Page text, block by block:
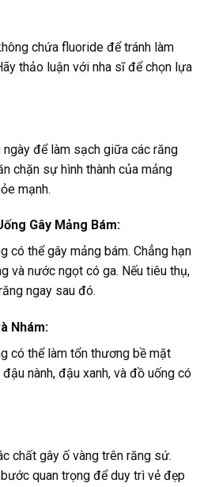
chứa fluoride để tránh làm
thảo luận với nha sĩ để chọn lựa
để làm sạch giữa các răng
chặn sự hình thành của mảng
mạnh.
Gây Mảng Bám:
có thể gây mảng bám. Chẳng hạn
và nước ngọt có ga. Nếu tiêu thụ,
ngay sau đó.
Nhám:
có thể làm tổn thương bề mặt
nành, đậu xanh, và đồ uống có
chất gây ố vàng trên răng sứ.
quan trọng để duy trì vẻ đẹp